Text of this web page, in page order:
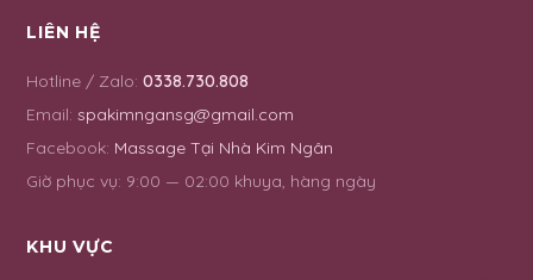
LIÊN HỆ
Hotline / Zalo: 0338.730.808
Email: spakimngansg@gmail.com
Facebook: Massage Tại Nhà Kim Ngân
Giờ phục vụ: 9:00 — 02:00 khuya, hàng ngày
KHU VỰC